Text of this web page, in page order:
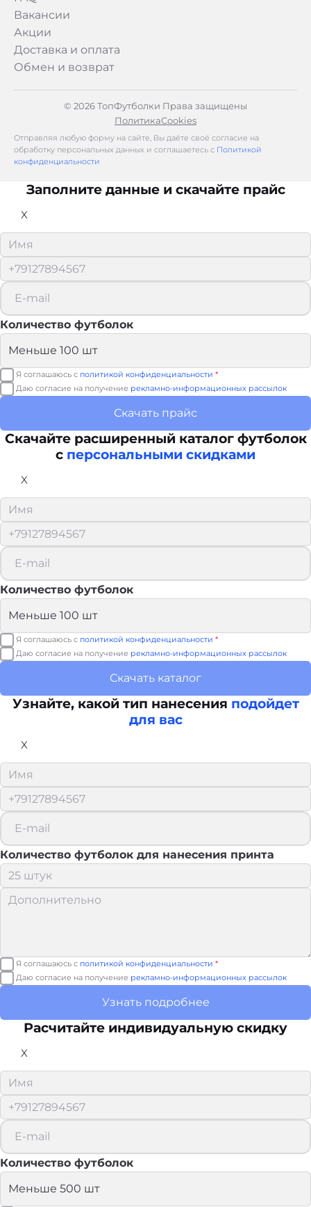
Вакансии
Акции
Доставка и оплата
Обмен и возврат
© 2026 ТопФутболки Права защищены
ПолитикаCookies
Отправляя любую форму на сайте, Вы даёте своё согласие на
обработку персональных данных и соглашаетесь с Политикой
конфиденциальности
Заполните данные и скачайте прайс
X
Количество футболок
Я соглашаюсь с политикой конфиденциальности *
Даю согласие на получение рекламно-информационных рассылок
Скачать прайс
Скачайте расширенный каталог футболок
с персональными скидками
X
Количество футболок
Я соглашаюсь с политикой конфиденциальности *
Даю согласие на получение рекламно-информационных рассылок
Скачать каталог
Узнайте, какой тип нанесения подойдет
для вас
X
Количество футболок для нанесения принта
Я соглашаюсь с политикой конфиденциальности *
Даю согласие на получение рекламно-информационных рассылок
Узнать подробнее
Расчитайте индивидуальную скидку
X
Количество футболок